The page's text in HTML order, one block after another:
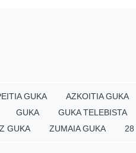
GUKA AZKOITIA GUKA
GUKA
GUKA TELEBISTA
GUKA
ZUMAIA GUKA 28